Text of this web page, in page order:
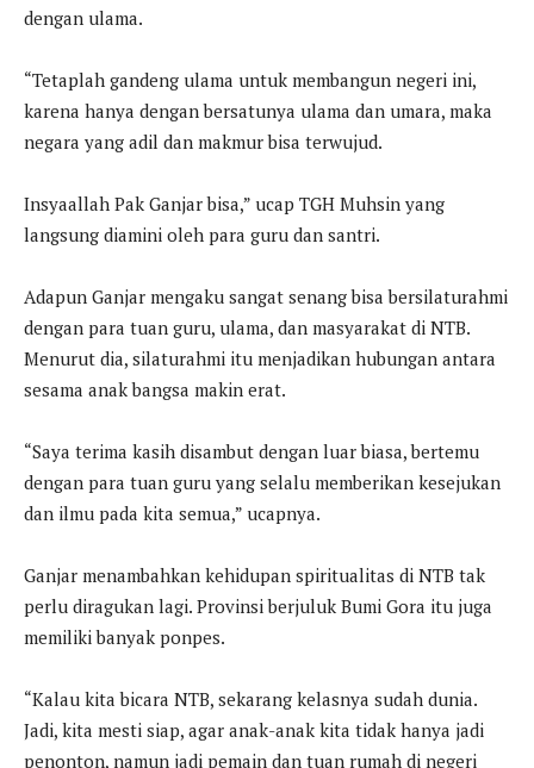
dengan ulama.
“Tetaplah gandeng ulama untuk membangun negeri ini,
karena hanya dengan bersatunya ulama dan umara, maka
negara yang adil dan makmur bisa terwujud.
Insyaallah Pak Ganjar bisa,” ucap TGH Muhsin yang
langsung diamini oleh para guru dan santri.
Adapun Ganjar mengaku sangat senang bisa bersilaturahmi
dengan para tuan guru, ulama, dan masyarakat di NTB.
Menurut dia, silaturahmi itu menjadikan hubungan antara
sesama anak bangsa makin erat.
“Saya terima kasih disambut dengan luar biasa, bertemu
dengan para tuan guru yang selalu memberikan kesejukan
dan ilmu pada kita semua,” ucapnya.
Ganjar menambahkan kehidupan spiritualitas di NTB tak
perlu diragukan lagi. Provinsi berjuluk Bumi Gora itu juga
memiliki banyak ponpes.
“Kalau kita bicara NTB, sekarang kelasnya sudah dunia.
Jadi, kita mesti siap, agar anak-anak kita tidak hanya jadi
penonton, namun jadi pemain dan tuan rumah di negeri